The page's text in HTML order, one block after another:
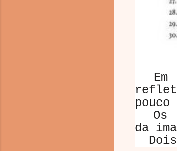
Os
da